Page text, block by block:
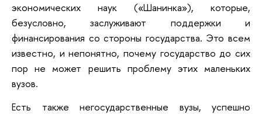
экономических наук («Шанинка»), которые,
безусловно, заслуживают поддержки и
финансирования со стороны государства. Это всем
известно, и непонятно, почему государство до сих
пор не может решить проблему этих маленьких
вузов.
Есть также негосударственные вузы, успешно